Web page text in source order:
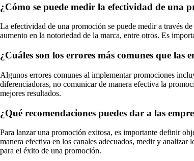
¿Cómo se puede medir la efectividad de una
La efectividad de una promoción se puede medir a través
aumento en la notoriedad de la marca, entre otros. Es
¿Cuáles son los errores más comunes que las
Algunos errores comunes al implementar promociones
diferenciadoras, no comunicar de manera efectiva la
mejores resultados.
¿Qué recomendaciones puedes dar a las
Para lanzar una promoción exitosa, es importante definir
manera efectiva en los canales adecuados, medir y
para el éxito de una promoción.